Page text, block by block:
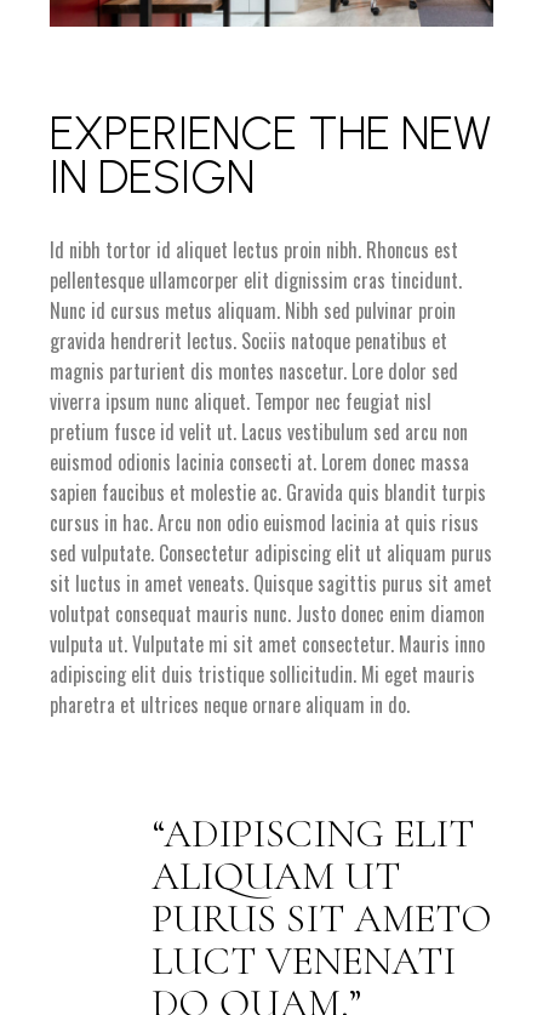
EXPERIENCE THE NEW
IN DESIGN
Id nibh tortor id aliquet lectus proin nibh. Rhoncus est
pellentesque ullamcorper elit dignissim cras tincidunt.
Nunc id cursus metus aliquam. Nibh sed pulvinar proin
gravida hendrerit lectus. Sociis natoque penatibus et
magnis parturient dis montes nascetur. Lore dolor sed
viverra ipsum nunc aliquet. Tempor nec feugiat nisl
pretium fusce id velit ut. Lacus vestibulum sed arcu non
euismod odionis lacinia consecti at. Lorem donec massa
sapien faucibus et molestie ac. Gravida quis blandit turpis
cursus in hac. Arcu non odio euismod lacinia at quis risus
sed vulputate. Consectetur adipiscing elit ut aliquam purus
sit luctus in amet veneats. Quisque sagittis purus sit amet
volutpat consequat mauris nunc. Justo donec enim diamon
vulputa ut. Vulputate mi sit amet consectetur. Mauris inno
adipiscing elit duis tristique sollicitudin. Mi eget mauris
pharetra et ultrices neque ornare aliquam in do.
ADIPISCING ELIT
ALIQUAM UT
PURUS SIT AMETO
LUCT VENENATI
DO QUAM.